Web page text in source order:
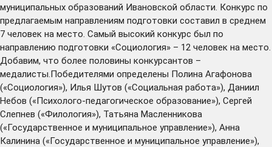
муниципальных образований Ивановской области. Конкурс по
предлагаемым направлениям подготовки составил в среднем
7 человек на место. Самый высокий конкурс был по
направлению подготовки «Социология» – 12 человек на место.
Добавим, что более половины конкурсантов –
медалисты.Победителями определены Полина Агафонова
(«Социология»), Илья Шутов («Социальная работа»), Даниил
Небов («Психолого-педагогическое образование»), Сергей
Слепнев («Филология»), Татьяна Масленникова
(«Государственное и муниципальное управление»), Анна
Калинина («Государственное и муниципальное управление»),